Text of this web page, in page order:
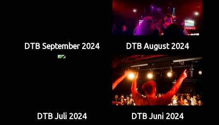
DTB September 2024 DTB August 2024
DTB Juli 2024 DTB Juni 2024